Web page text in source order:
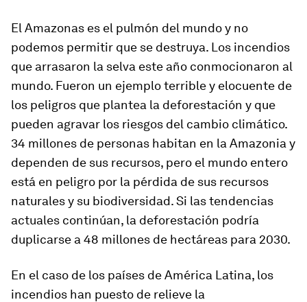
El Amazonas es el pulmón del mundo y no
podemos permitir que se destruya. Los incendios
que arrasaron la selva este año conmocionaron al
mundo. Fueron un ejemplo terrible y elocuente de
los peligros que plantea la deforestación y que
pueden agravar los riesgos del cambio climático.
34 millones de personas habitan en la Amazonia y
dependen de sus recursos, pero el mundo entero
está en peligro por la pérdida de sus recursos
naturales y su biodiversidad. Si las tendencias
actuales continúan, la deforestación podría
duplicarse a 48 millones de hectáreas para 2030.
En el caso de los países de América Latina, los
incendios han puesto de relieve la